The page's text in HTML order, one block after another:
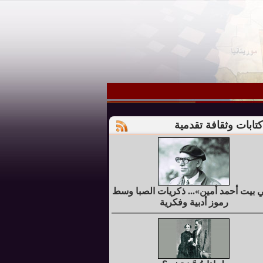
كتابات وثقافة تقدمية
بيت أحمد أمين»... ذكريات الصبا وسط
رموز أدبية وفكرية